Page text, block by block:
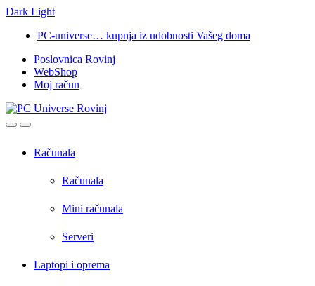
Dark Light
navigation
content
PC-universe… kupnja iz udobnosti Vašeg doma
Poslovnica Rovinj
WebShop
Moj račun
OpenClose
Računala
Računala
Mini računala
Serveri
Laptopi i oprema